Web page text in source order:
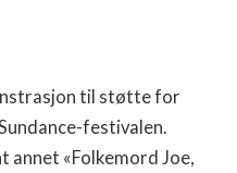
til støtte for
festivalen.
annet «Folkemord Joe,